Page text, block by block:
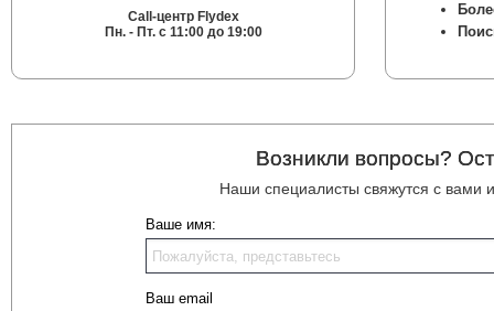
Call-центр Flydex
Пн. - Пт. с 11:00 до 19:00
Возникли вопросы?
Наши специалисты свяжутся с
Ваше имя:
Ваш email